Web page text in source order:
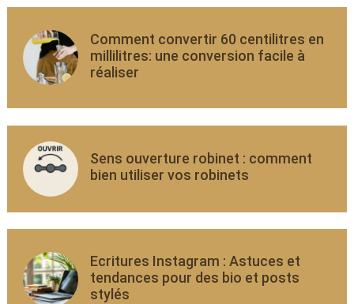
Comment convertir 60 centilitres en
millilitres: une conversion facile à
réaliser
Sens ouverture robinet : comment
bien utiliser vos robinets
Ecritures Instagram : Astuces et
tendances pour des bio et posts
stylés